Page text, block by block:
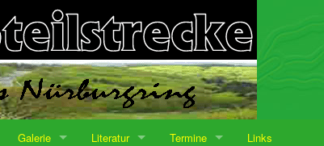
Galerie Literatur Termine Links